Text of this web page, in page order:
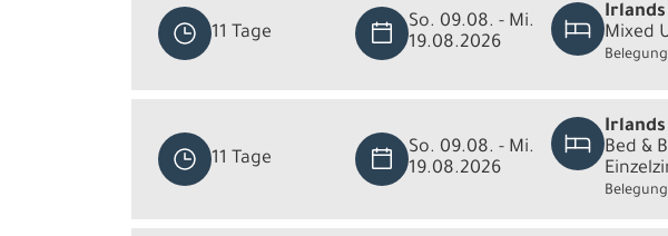
11 Tage
So. 09.08. - Mi.
19.08.2026
Mixed
11 Tage
So. 09.08. - Mi.
19.08.2026
Bed &